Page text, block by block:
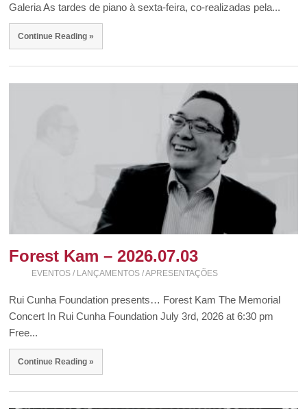
Galeria As tardes de piano à sexta-feira, co-realizadas pela...
Continue Reading »
Forest Kam – 2026.07.03
EVENTOS / LANÇAMENTOS / APRESENTAÇÕES
Rui Cunha Foundation presents… Forest Kam The Memorial
Concert In Rui Cunha Foundation July 3rd, 2026 at 6:30 pm
Free...
Continue Reading »